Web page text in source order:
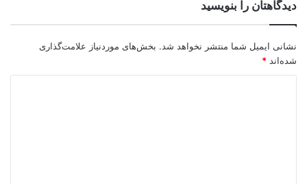
دیدگاهتان را بنویسید
نشانی ایمیل شما منتشر نخواهد شد. بخش‌های موردنیاز علامت‌گذاری
شده‌اند *